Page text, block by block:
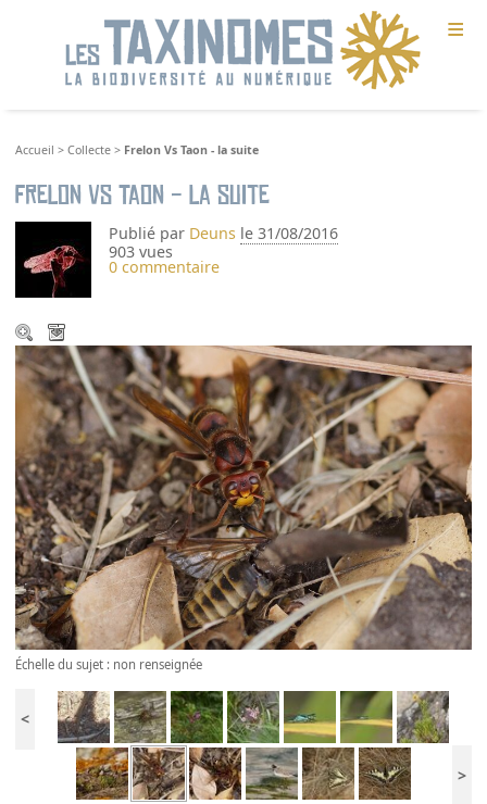
≡
Accueil >Collecte > Frelon Vs Taon - la suite
Frelon Vs Taon - la suite
Publié par Deuns le 31/08/2016
903 vues
0 commentaire
Échelle du sujet : non renseignée
<
>